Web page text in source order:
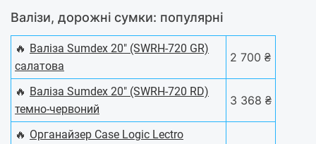
Валізи, дорожні сумки: популярні
🔥 Валіза Sumdex 20" (SWRH-720 GR)
салатова
2 700 ₴
🔥 Валіза Sumdex 20" (SWRH-720 RD)
темно-червоний
3 368 ₴
🔥 Органайзер Case Logic Lectro